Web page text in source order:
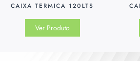
CAIXA TERMICA 120LTS
Ver Produto